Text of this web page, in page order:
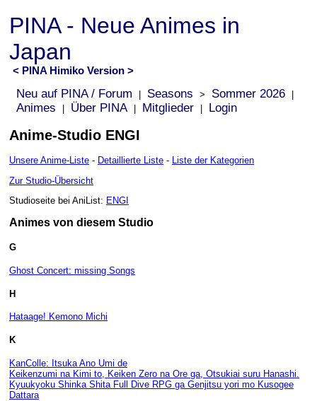
PINA - Neue Animes in
Japan
< PINA Himiko Version >
Neu auf PINA / Forum Seasons > Sommer 2026
Animes Über PINA Mitglieder Login
Anime-Studio ENGI
Unsere Anime-Liste - Detaillierte Liste - Liste der Kategorien
Zur Studio-Übersicht
Studioseite bei AniList: ENGI
Animes von diesem Studio
G
Ghost Concert: missing Songs
H
Hataage! Kemono Michi
K
KanColle: Itsuka Ano Umi de
Keikenzumi na Kimi to, Keiken Zero na Ore ga, Otsukiai suru Hanashi.
Kyuukyoku Shinka Shita Full Dive RPG ga Genjitsu yori mo Kusogee
Dattara